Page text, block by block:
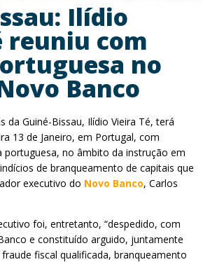
Ilídio
reuniu com
no
Banco
da Guiné-Bissau, Ilídio Vieira Té, terá
13 de Janeiro, em Portugal, com
portuguesa, no âmbito da instrução em
de branqueamento de capitais que
executivo do Novo Banco, Carlos
foi, entretanto, “despedido, com
e constituído arguido, juntamente
fiscal qualificada, branqueamento